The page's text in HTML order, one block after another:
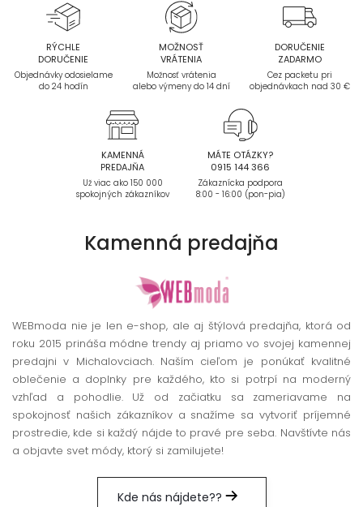
RÝCHLE
DORUČENIE
Objednávky odosielame
do 24 hodín
MOŽNOSŤ
VRÁTENIA
Možnosť vrátenia
alebo výmeny do 14 dní
DORUČENIE
ZADARMO
Cez packetu pri
objednávkach nad 30 €
KAMENNÁ
PREDAJŇA
Už viac ako 150 000
spokojných zákazníkov
MÁTE OTÁZKY?
0915 144 366
Zákaznícka podpora
8:00 - 16:00 (pon-pia)
Kamenná predajňa
WEBmoda nie je len e-shop, ale aj štýlová predajňa, ktorá od
roku 2015 prináša módne trendy aj priamo vo svojej kamennej
predajni v Michalovciach. Naším cieľom je ponúkať kvalitné
oblečenie a doplnky pre každého, kto si potrpí na moderný
vzhľad a pohodlie. Už od začiatku sa zameriavame na
spokojnosť našich zákazníkov a snažíme sa vytvoriť príjemné
prostredie, kde si každý nájde to pravé pre seba. Navštívte nás
a objavte svet módy, ktorý si zamilujete!
Kde nás nájdete??